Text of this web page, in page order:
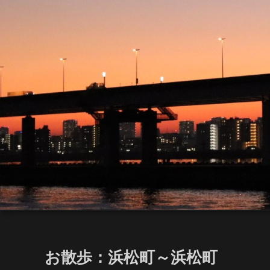
お散歩：浜松町～浜松町